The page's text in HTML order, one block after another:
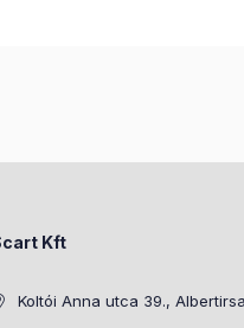
Kft
Koltói Anna utca 39.,